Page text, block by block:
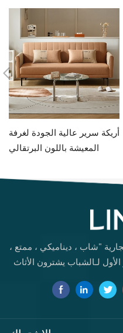
أريكة سرير عالية الجودة لغرفة
المعيشة باللون البرتقالي
"شاب ، ديناميكي ، ممتع ،
لـالشباب يشترون الأثاث